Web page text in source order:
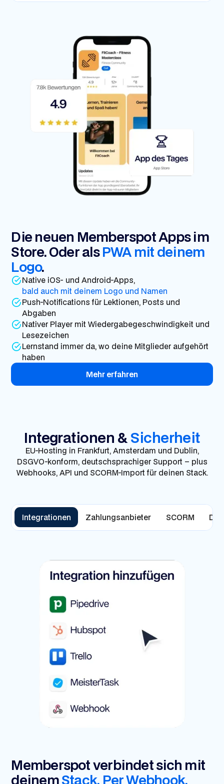
Die neuen Memberspot Apps im
Store. Oder alsPWA mit deinem
Logo.
Native iOS- und Android-Apps,
bald auch mit deinem Logo und Namen
Push-Notifications für Lektionen, Posts und
Abgaben
Nativer Player mit Wiedergabegeschwindigkeit und
Lesezeichen
Lernstand immer da, wo deine Mitglieder aufgehört
haben
Mehr erfahren
Integrationen &Sicherheit
EU-Hosting in Frankfurt, Amsterdam und Dublin,
DSGVO-konform, deutschsprachiger Support – plus
Webhooks, API und SCORM-Import für deinen Stack.
Integrationen Zahlungsanbieter SCORM
Memberspot verbindet sich mit
deinemStack. Per Webhook,